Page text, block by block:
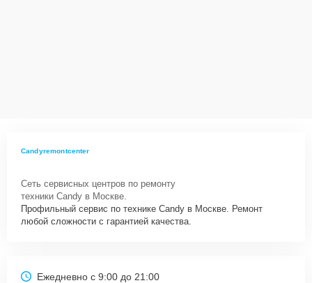
Candyremontcenter
Сеть сервисных центров по ремонту
техники Candy в Москве.
Профильный сервис по технике Candy в Москве. Ремонт
любой сложности с гарантией качества.
Ежедневно с 9:00 до 21:00